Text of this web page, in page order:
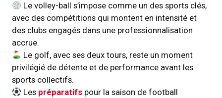
Le volley-ball s’impose comme un des sports clés,
avec des compétitions qui montent en intensité et
des clubs engagés dans une professionnalisation
accrue.
Le golf, avec ses deux tours, reste un moment
privilégié de détente et de performance avant les
sports collectifs.
Les préparatifs pour la saison de football